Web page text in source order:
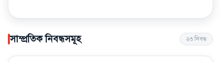
সাম্প্রতিক নিবন্ধসমূহ ২৩নিবন্ধ